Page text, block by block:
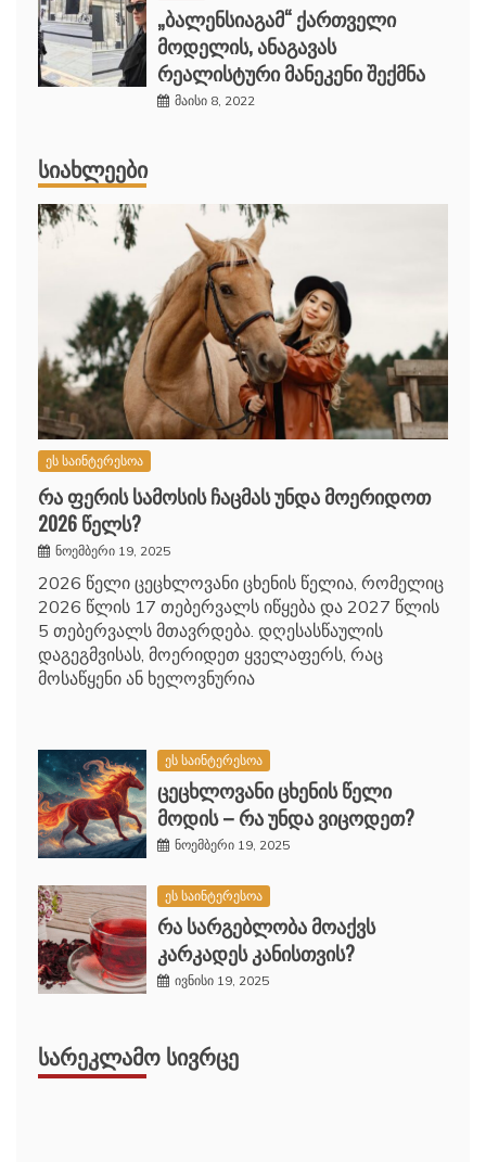
„ბალენსიაგამ“ ქართველი
მოდელის, ანაგავას
რეალისტური მანეკენი შექმნა
მაისი 8, 2022
ᲡᲘᲐᲮᲚᲔᲔᲑᲘ
ეს საინტერესოა
რა ფერის სამოსის ჩაცმას უნდა მოერიდოთ
2026 წელს?
ნოემბერი 19, 2025
2026 წელი ცეცხლოვანი ცხენის წელია, რომელიც
2026 წლის 17 თებერვალს იწყება და 2027 წლის
5 თებერვალს მთავრდება. დღესასწაულის
დაგეგმვისას, მოერიდეთ ყველაფერს, რაც
მოსაწყენი ან ხელოვნურია
ეს საინტერესოა
ცეცხლოვანი ცხენის წელი
მოდის – რა უნდა ვიცოდეთ?
ნოემბერი 19, 2025
ეს საინტერესოა
რა სარგებლობა მოაქვს
კარკადეს კანისთვის?
ივნისი 19, 2025
ᲡᲐᲠᲔᲙᲚᲐᲛᲝ ᲡᲘᲕᲠᲪᲔ